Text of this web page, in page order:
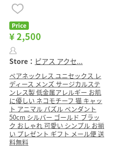
Price
¥ 2,500
Store： ピアス アクセ...
ペアネックレス ユニセックス レ
ディース メンズ サージカルステ
ンレス製 低金属アレルギー お肌
に優しい ネコモチーフ 猫 キャッ
ト アニマル パズル ペンダント
50cm シルバー ゴールド ブラッ
ク おしゃれ 可愛い シンプル お揃
い プレゼント ギフト メール便 送
料無料